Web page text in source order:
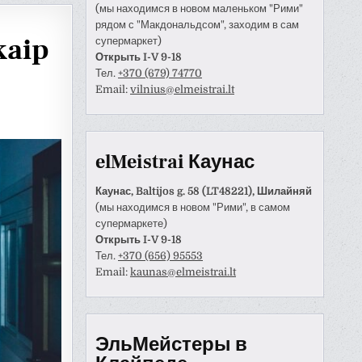
Anastazija Lukoševičienė
prieš 3 metų
paliko tik
prieš 3 metų
greitai bei kokybiškai
atliktas darbas.
(мы находимся в новом маленьком "Рими"
рядом с "Макдональдсом", заходим в сам
супермаркет)
Открыть I-V 9-18
Тел. +370 (679) 74770
Email: vilnius@elmeistrai.lt
elMeistrai Каунас
Каунас, Baltijos g. 58 (LT48221), Шилайняй
(мы находимся в новом "Рими", в самом
супермаркете)
Открыть I-V 9-18
Тел. +370 (656) 95553
Email: kaunas@elmeistrai.lt
ЭльМейстеры в